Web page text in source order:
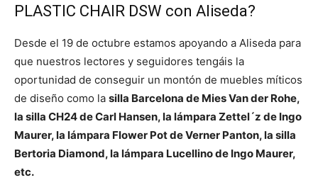
PLASTIC CHAIR DSW con Aliseda?
Desde el 19 de octubre estamos apoyando a Aliseda para
que nuestros lectores y seguidores tengáis la
oportunidad de conseguir un montón de muebles míticos
de diseño como la silla Barcelona de Mies Van der Rohe,
la silla CH24 de Carl Hansen, la lámpara Zettel´z de Ingo
Maurer, la lámpara Flower Pot de Verner Panton, la silla
Bertoria Diamond, la lámpara Lucellino de Ingo Maurer,
etc.